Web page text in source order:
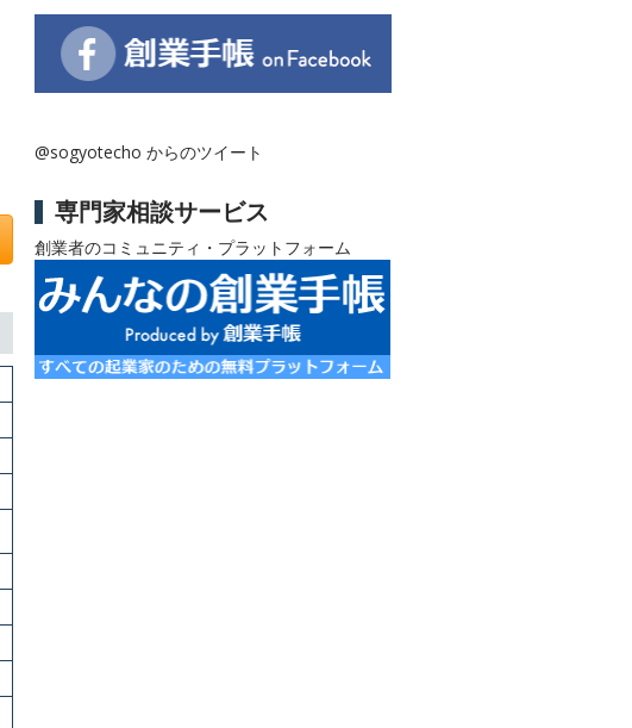
@sogyotecho からのツイート
専門家相談サービス
創業者のコミュニティ・プラットフォーム